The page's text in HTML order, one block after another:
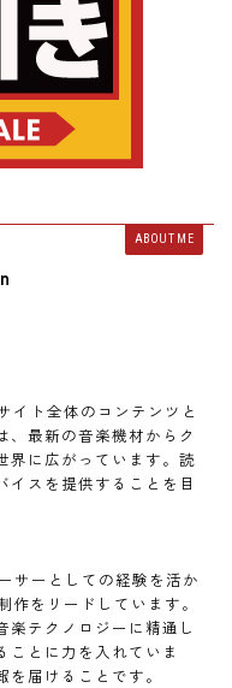
ABOUT ME
イト全体のコンテンツと
、最新の音楽機材からク
界に広がっています。読
スを提供することを目
サーとしての経験を活か
作をリードしています。
テクノロジーに精通し
ことに力を入れていま
届けることです。